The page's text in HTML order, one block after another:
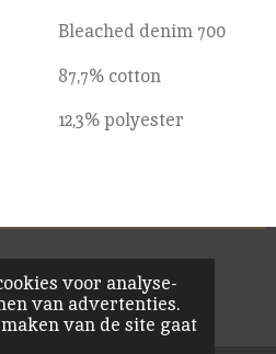
voor analyse-
van advertenties.
van de site gaat
Bleached denim 700
87,7% cotton
12,3% polyester